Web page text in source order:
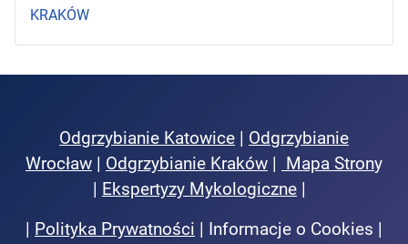
KRAKÓW
Odgrzybianie Katowice
Odgrzybianie
Wrocław
Odgrzybianie Kraków Mapa Strony
Ekspertyzy Mykologiczne
Polityka Prywatności | Informacje o Cookies |